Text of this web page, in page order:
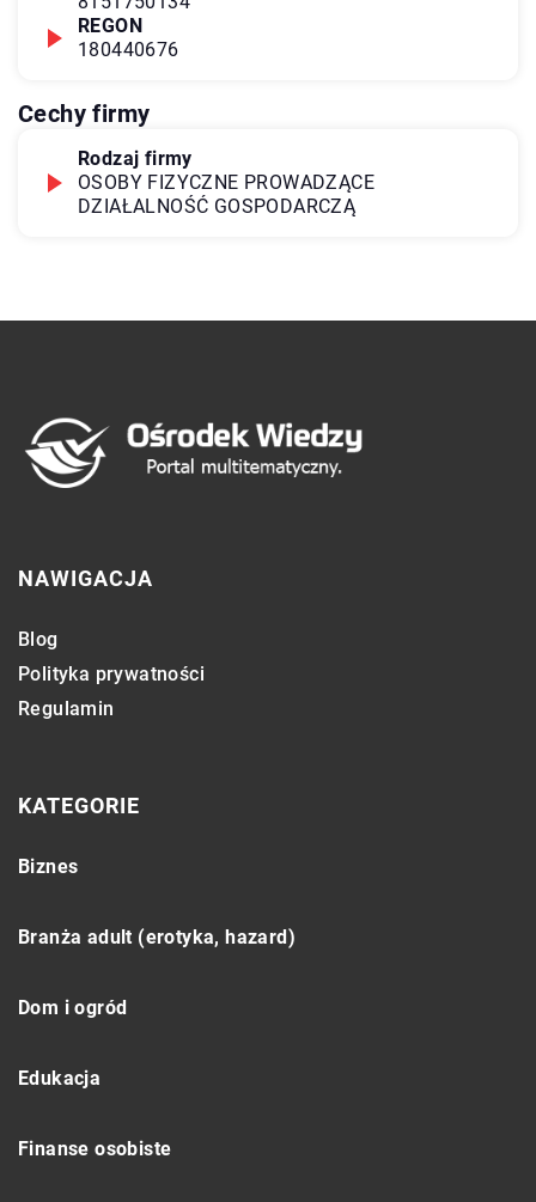
REGON
180440676
Cechy firmy
Rodzaj firmy
OSOBY FIZYCZNE PROWADZĄCE
DZIAŁALNOŚĆ GOSPODARCZĄ
NAWIGACJA
Blog
Polityka prywatności
Regulamin
KATEGORIE
Biznes
Branża adult (erotyka, hazard)
Dom i ogród
Edukacja
Finanse osobiste